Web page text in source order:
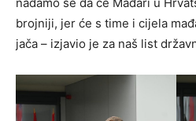
brojniji, jer će s time i cijela
jača – izjavio je za naš list